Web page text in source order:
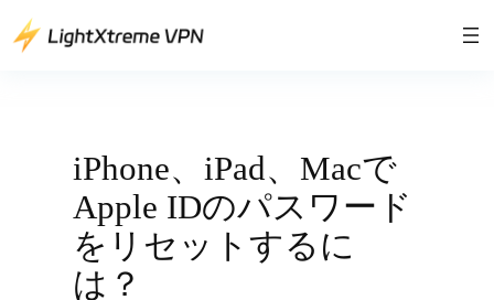
容
iPhone、iPad、Macで
Apple IDのパスワード
をリセットするに
は？